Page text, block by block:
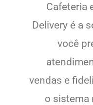
Cafeteria
Delivery é a
você
vendas e
o sistema